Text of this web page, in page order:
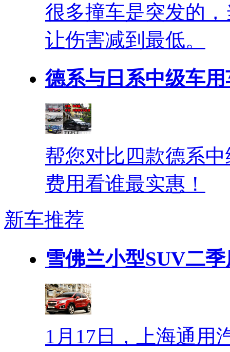
很多撞车是突发的
让伤害减到最低。
德系与日系中级车
帮您对比四款德系
费用看谁最实惠！
新车推荐
雪佛兰小型SUV二
1月17日，上海通用